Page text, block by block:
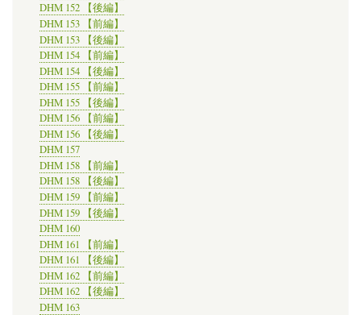
DHM 152 【後編】
DHM 153 【前編】
DHM 153 【後編】
DHM 154 【前編】
DHM 154 【後編】
DHM 155 【前編】
DHM 155 【後編】
DHM 156 【前編】
DHM 156 【後編】
DHM 157
DHM 158 【前編】
DHM 158 【後編】
DHM 159 【前編】
DHM 159 【後編】
DHM 160
DHM 161 【前編】
DHM 161 【後編】
DHM 162 【前編】
DHM 162 【後編】
DHM 163